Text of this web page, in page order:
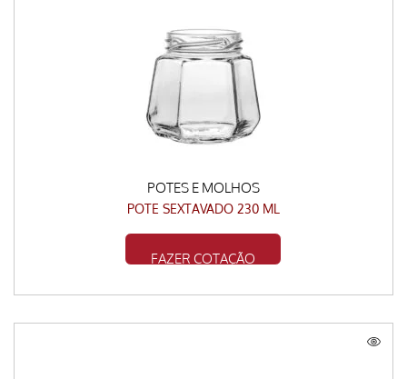
POTES E MOLHOS
POTE SEXTAVADO 230 ML
FAZER COTAÇÃO